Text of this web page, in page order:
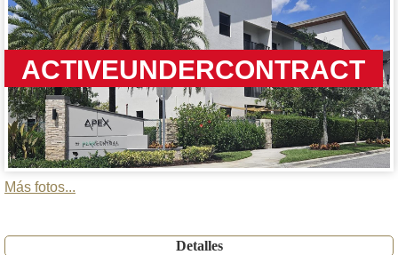
ACTIVEUNDERCONTRACT
Más fotos...
Detalles